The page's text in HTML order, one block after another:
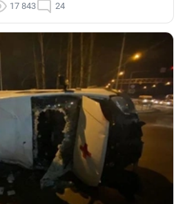
17 843 24